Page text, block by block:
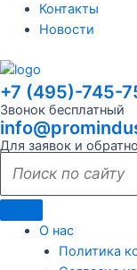
Контакты
Новости
+7 (495)-745-
Звонок бесплатный
Для заявок и
О нас
Политика